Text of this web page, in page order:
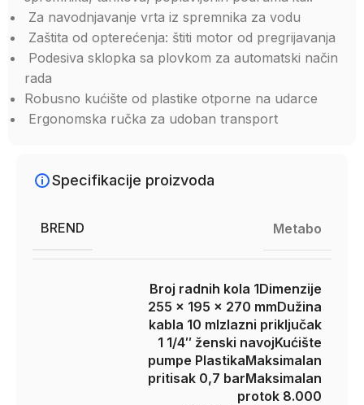
Za navodnjavanje vrta iz spremnika za vodu
Zaštita od opterećenja: štiti motor od pregrijavanja
Podesiva sklopka sa plovkom za automatski način
rada
Robusno kućište od plastike otporne na udarce
Ergonomska ručka za udoban transport
Specifikacije proizvoda
BREND Metabo
Broj radnih kola 1Dimenzije
255 x 195 x 270 mmDužina
kabla 10 mIzlazni priključak
1 1/4″ ženski navojKućište
pumpe PlastikaMaksimalan
pritisak 0,7 barMaksimalan
protok 8.000